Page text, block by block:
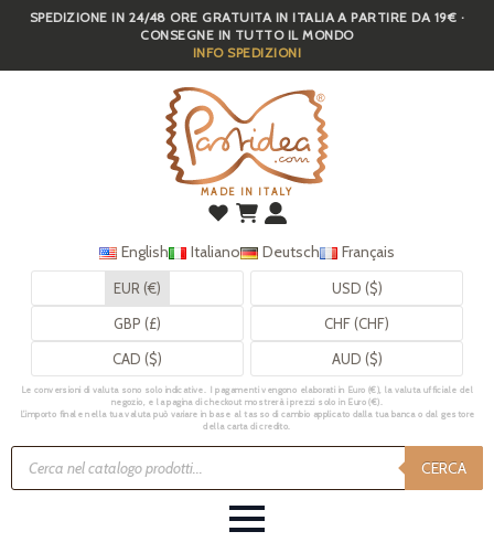
SkipSPEDIZIONE IN 24/48 ORE GRATUITA IN ITALIA A PARTIRE DA 19€ ·
CONSEGNE IN TUTTO IL MONDO
INFO SPEDIZIONI
MADE IN ITALY
English Italiano Deutsch Français
EUR (€)
USD ($)
GBP (£)
CHF (CHF)
CAD ($)
AUD ($)
Le conversioni di valuta sono solo indicative. I pagamenti vengono elaborati in Euro (€), la valuta ufficiale del
negozio, e la pagina di checkout mostrerà i prezzi solo in Euro (€).
L’importo finale nella tua valuta può variare in base al tasso di cambio applicato dalla tua banca o dal gestore
della carta di credito.
Ricerca
prodotti CERCA